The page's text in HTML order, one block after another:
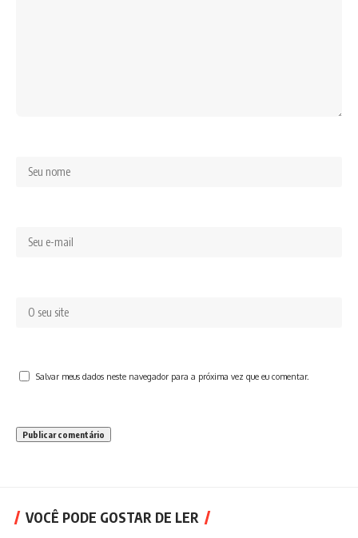
Salvar meus dados neste navegador para a próxima vez que eu comentar.
VOCÊ PODE GOSTAR DE LER